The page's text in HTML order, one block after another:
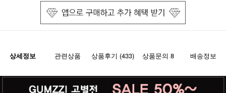
상세정보 관련상품 상품후기 (433) 상품문의 8 배송정보